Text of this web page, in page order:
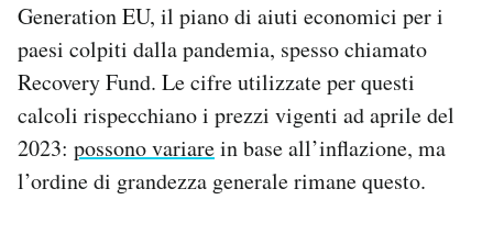
Generation EU, il piano di aiuti economici per i
paesi colpiti dalla pandemia, spesso chiamato
Recovery Fund. Le cifre utilizzate per questi
calcoli rispecchiano i prezzi vigenti ad aprile del
2023: possono variarein base all’inflazione, ma
l’ordine di grandezza generale rimane questo.